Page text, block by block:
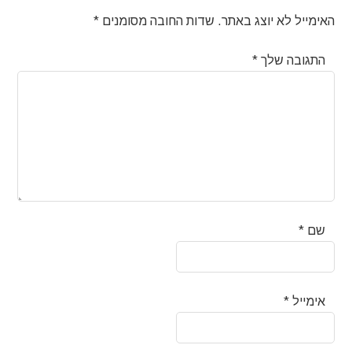
האימייל לא יוצג באתר. שדות החובה מסומנים*
התגובה שלך*
שם*
אימייל*